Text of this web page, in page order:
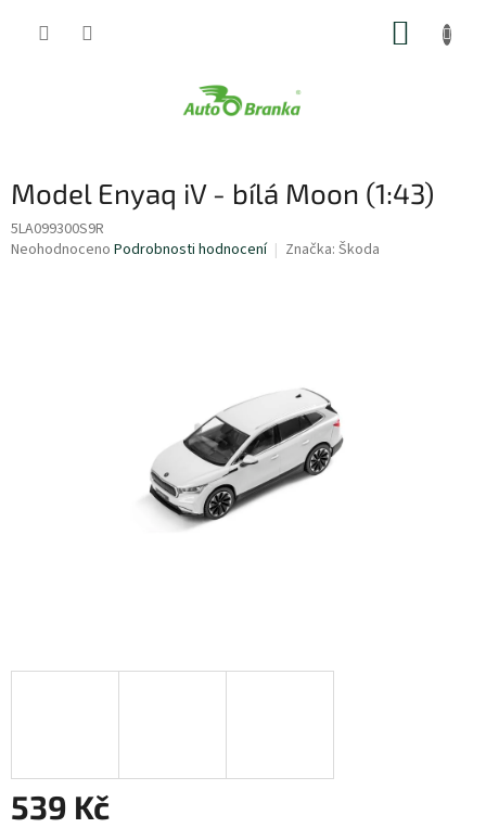
Model Enyaq iV - bílá Moon (1:43)
5LA099300S9R
Průměrné
Neohodnoceno Podrobnosti hodnocení Značka: Škoda
539 Kč